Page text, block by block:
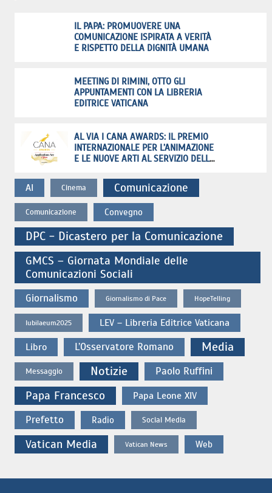
IL PAPA: PROMUOVERE UNA
COMUNICAZIONE ISPIRATA A VERITÀ
E RISPETTO DELLA DIGNITÀ UMANA
MEETING DI RIMINI, OTTO GLI
APPUNTAMENTI CON LA LIBRERIA
EDITRICE VATICANA
AL VIA I CANA AWARDS: IL PREMIO
INTERNAZIONALE PER L’ANIMAZIONE
E LE NUOVE ARTI AL SERVIZIO DELLA
AI Cinema Comunicazione
Comunicazione Convegno
DPC - Dicastero per la Comunicazione
GMCS – Giornata Mondiale delle
Comunicazioni Sociali
Giornalismo Giornalismo di Pace HopeTelling
Iubilaeum2025 LEV – Libreria Editrice Vaticana
Libro L’Osservatore Romano Media
Messaggio Notizie Paolo Ruffini
Papa Francesco Papa Leone XIV
Prefetto Radio Social Media
Vatican Media Vatican News Web